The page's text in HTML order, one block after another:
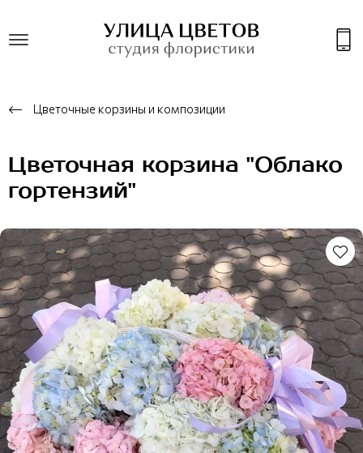
Цветочные корзины и композиции
Цветочная корзина "Облако
гортензий"